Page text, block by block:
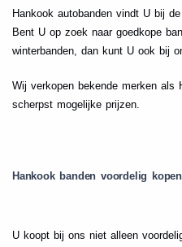
Hankook autobanden vindt U bij
Bent U op zoek naar goedkope
winterbanden, dan kunt U ook bij
Wij verkopen bekende merken als
scherpst mogelijke prijzen.
Hankook banden voordelig
U koopt bij ons niet alleen